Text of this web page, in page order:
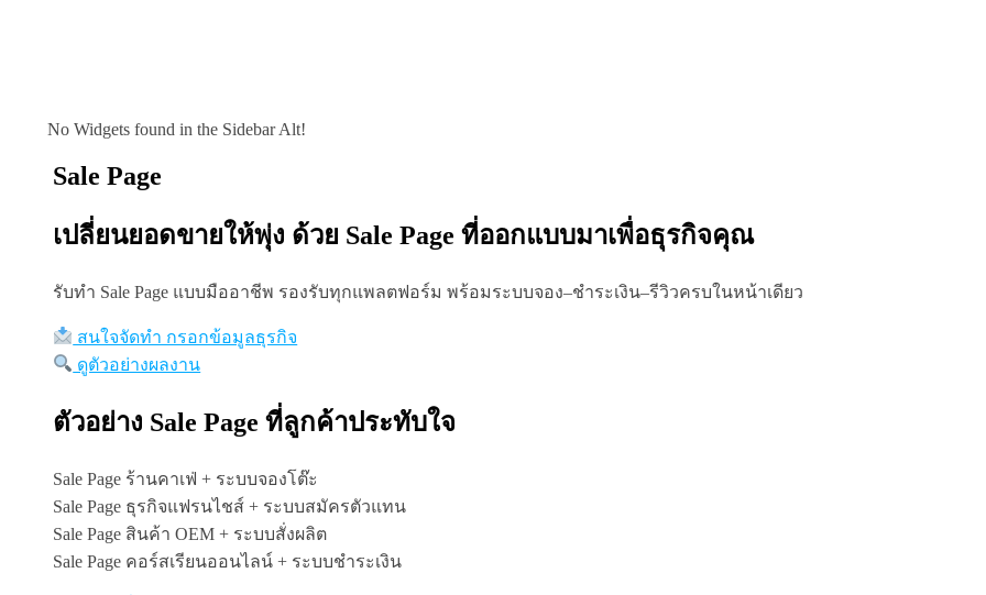
No Widgets found in the Sidebar Alt!
Sale Page
เปลี่ยนยอดขายให้พุ่ง ด้วย Sale Page ที่ออกแบบมาเพื่อธุรกิจคุณ
รับทำ Sale Page แบบมืออาชีพ รองรับทุกแพลตฟอร์ม พร้อมระบบจอง–ชำระเงิน–รีวิวครบในหน้าเดียว
สนใจจัดทำ กรอกข้อมูลธุรกิจ
ดูตัวอย่างผลงาน
ตัวอย่าง Sale Page ที่ลูกค้าประทับใจ
Sale Page ร้านคาเฟ่ + ระบบจองโต๊ะ
Sale Page ธุรกิจแฟรนไชส์ + ระบบสมัครตัวแทน
Sale Page สินค้า OEM + ระบบสั่งผลิต
Sale Page คอร์สเรียนออนไลน์ + ระบบชำระเงิน